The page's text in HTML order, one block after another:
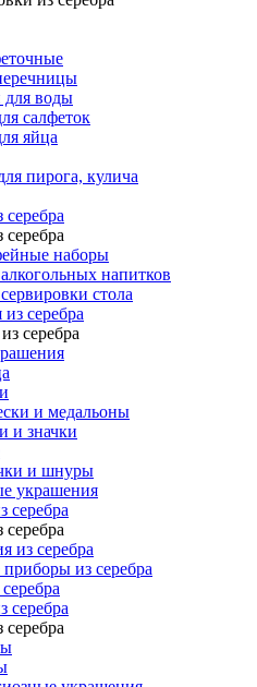
для воды
салфеток
яйца
пирога, кулича
наборы
напитков
стола
серебра
серебра
и медальоны
и значки
и шнуры
украшения
серебра
из серебра
из серебра
серебра